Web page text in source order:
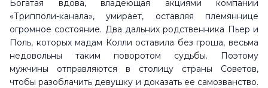
Богатая вдова, владеющая акциями компании
«Трипполи-канала», умирает, оставляя племяннице
огромное состояние. Два дальних родственника Пьер и
Поль, которых мадам Колли оставила без гроша, весьма
недовольны таким поворотом судьбы. Поэтому
мужчины отправляются в столицу страны Советов,
чтобы разоблачить девушку и доказать ее самозванство.